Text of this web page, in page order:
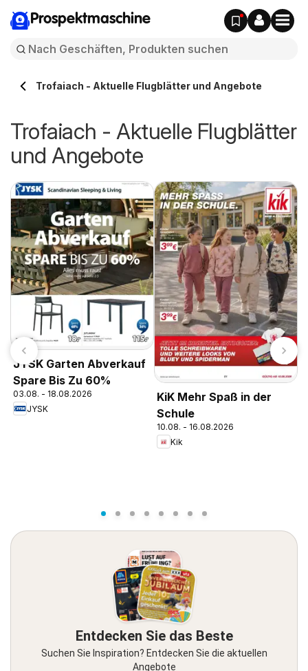
Prospektmaschine
Trofaiach - Aktuelle Flugblätter und Angebote
Trofaiach - Aktuelle Flugblätter
und Angebote
JYSK Garten Abverkauf
Spare Bis Zu 60%
03.08. - 18.08.2026
JYSK
KiK Mehr Spaß in der
Schule
10.08. - 16.08.2026
Kik
Entdecken Sie das Beste
Suchen Sie Inspiration? Entdecken Sie die aktuellen
Angebote